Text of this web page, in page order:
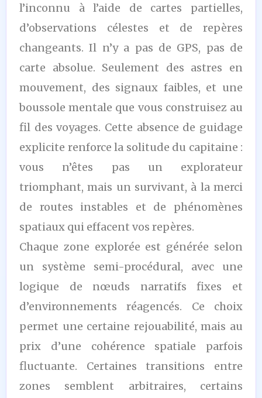
l’inconnu à l’aide de cartes partielles,
d’observations célestes et de repères
changeants. Il n’y a pas de GPS, pas de
carte absolue. Seulement des astres en
mouvement, des signaux faibles, et une
boussole mentale que vous construisez au
fil des voyages. Cette absence de guidage
explicite renforce la solitude du capitaine :
vous n’êtes pas un explorateur
triomphant, mais un survivant, à la merci
de routes instables et de phénomènes
spatiaux qui effacent vos repères.
Chaque zone explorée est générée selon
un système semi-procédural, avec une
logique de nœuds narratifs fixes et
d’environnements réagencés. Ce choix
permet une certaine rejouabilité, mais au
prix d’une cohérence spatiale parfois
fluctuante. Certaines transitions entre
zones semblent arbitraires, certains